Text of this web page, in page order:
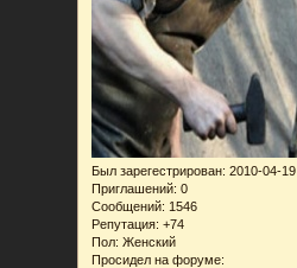
Был зарегестрирован: 2010-04-19
Приглашений: 0
Сообщений: 1546
Репутация: +74
Пол: Женский
Просидел на форуме: